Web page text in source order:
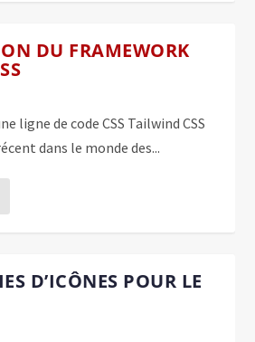
DU FRAMEWORK
ligne de code CSS Tailwind CSS
dans le monde des...
D’ICÔNES POUR LE